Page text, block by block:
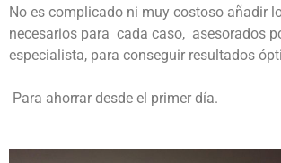
No es complicado ni muy costoso añadir
necesarios para cada caso, asesorados
especialista, para conseguir resultados
Para ahorrar desde el primer día.